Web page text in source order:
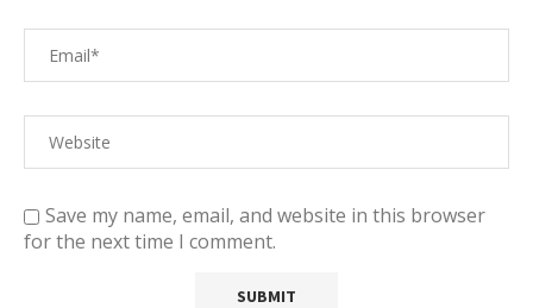
Save my name, email, and website in this browser
for the next time I comment.